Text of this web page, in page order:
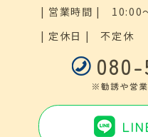
| 営業時間 |
10:00
| 定休日 |
不定休
080-